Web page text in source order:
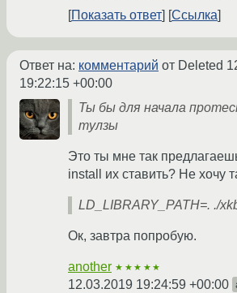
Показать ответ
Ссылка
Ответ на: комментарий от Deleted
19:22:15 +00:00
Ты бы для начала
тулзы
Это ты мне так
install их ставить? Не хочу
LD_LIBRARY_PATH=. ./
Ок, завтра попробую.
another ★★★★★
12.03.2019 19:24:59 +00:00